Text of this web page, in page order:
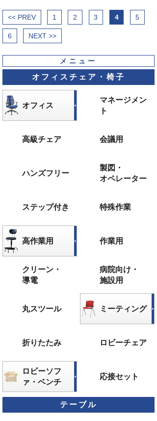
<< PREV 1 2 3 4 5
6 NEXT >>
メニュー
オフィスチェア・椅子
オフィス
マネージメン
ト
高級チェア 会議用
ハンズフリー
製図・
オペレーター
ステップ付き 特殊作業
高作業用 作業用
クリーン・
導電
病院向け・
施設用
丸スツール ミーティング
折りたたみ ロビーチェア
ロビーソフ
ァ・ベンチ
応接セット
テーブル